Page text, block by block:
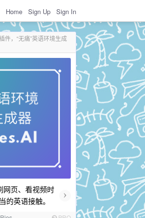
Home Sign Up Sign In
件，“无痛”英语环境生成
网页、看视频时
的英语接触。
›